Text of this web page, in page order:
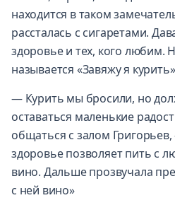
находится в таком
рассталась с сигаретами.
здоровье и тех, кого любим.
называется «Завяжу я курить»
— Курить мы бросили, но
оставаться маленькие
общаться с залом
здоровье позволяет пить с
вино. Дальше прозвучала
с ней вино»